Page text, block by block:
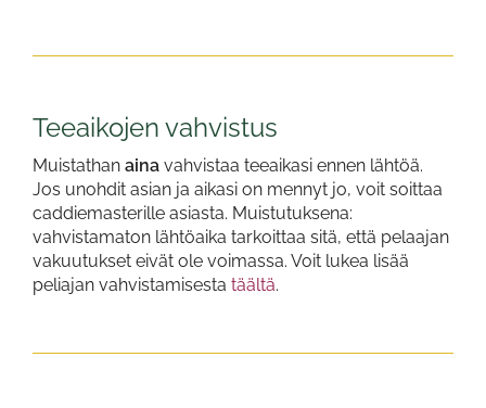
Teeaikojen vahvistus
Muistathan aina ​​​​​​​vahvistaa teeaikasi ennen lähtöä.
Jos unohdit asian ja aikasi on mennyt jo, voit soittaa
caddiemasterille asiasta. Muistutuksena:
vahvistamaton lähtöaika tarkoittaa sitä, että pelaajan
vakuutukset eivät ole voimassa. Voit lukea lisää
peliajan vahvistamisesta täältä.